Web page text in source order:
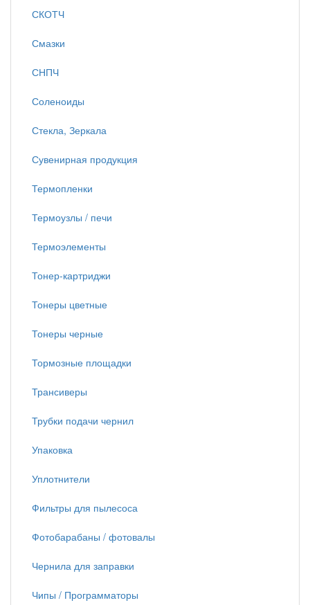
СКОТЧ
Смазки
СНПЧ
Соленоиды
Стекла, Зеркала
Сувенирная продукция
Термопленки
Термоузлы / печи
Термоэлементы
Тонер-картриджи
Тонеры цветные
Тонеры черные
Тормозные площадки
Трансиверы
Трубки подачи чернил
Упаковка
Уплотнители
Фильтры для пылесоса
Фотобарабаны / фотовалы
Чернила для заправки
Чипы / Программаторы